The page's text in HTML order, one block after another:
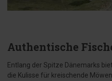
Authentische
Entlang der Spitze Dänemarks
die Kulisse für kreischende